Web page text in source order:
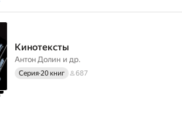
Кинотексты
Антон Долин и др.
Серия·20 книг 687